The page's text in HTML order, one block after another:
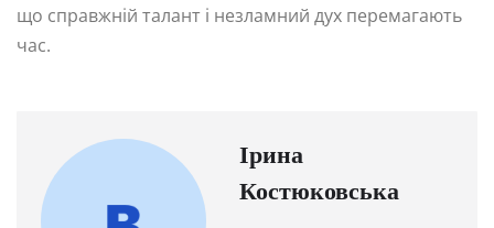
що справжній талант і незламний дух перемагають
час.
Ірина
Костюковська